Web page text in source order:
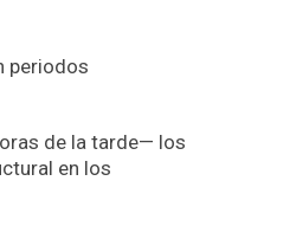
periodos
de la tarde— los
en los